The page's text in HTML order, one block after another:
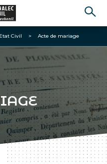
Civil > Acte de mariage